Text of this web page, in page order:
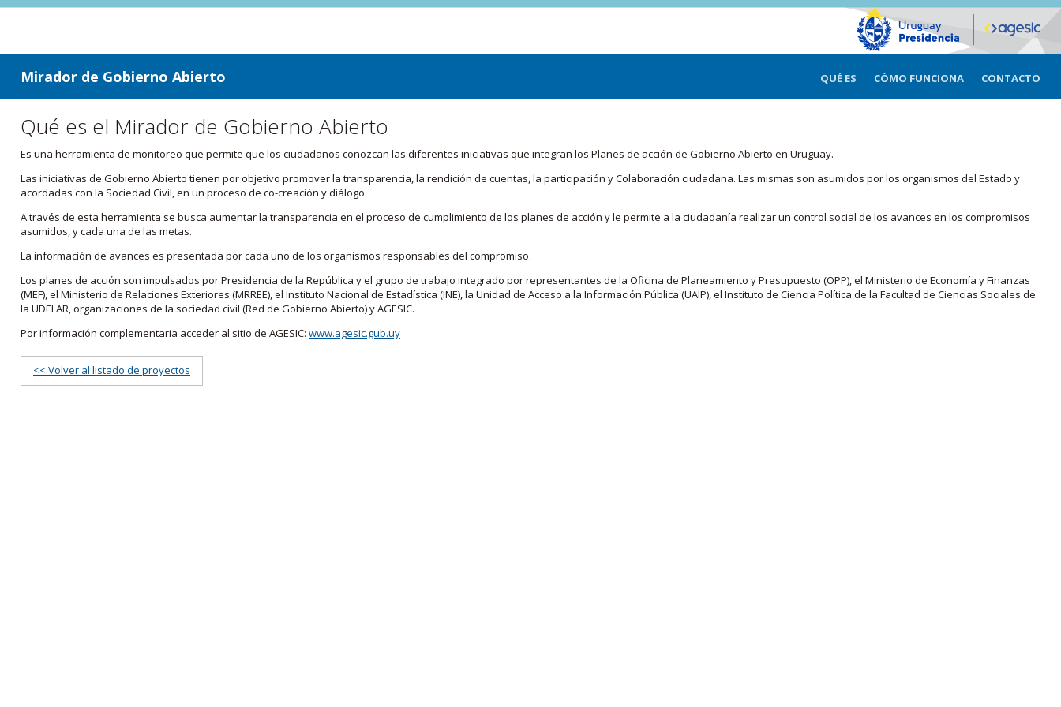
ir a contenido
ir al menú
Mirador de Gobierno Abierto QUÉ ES CÓMO FUNCIONA CONTACTO
Qué es el Mirador de Gobierno Abierto
Es una herramienta de monitoreo que permite que los ciudadanos conozcan las diferentes iniciativas que integran los Planes de acción de Gobierno Abierto en Uruguay.
Las iniciativas de Gobierno Abierto tienen por objetivo promover la transparencia, la rendición de cuentas, la participación y Colaboración ciudadana. Las mismas son asumidos por los organismos del Estado y
acordadas con la Sociedad Civil, en un proceso de co-creación y diálogo.
A través de esta herramienta se busca aumentar la transparencia en el proceso de cumplimiento de los planes de acción y le permite a la ciudadanía realizar un control social de los avances en los compromisos
asumidos, y cada una de las metas.
La información de avances es presentada por cada uno de los organismos responsables del compromiso.
Los planes de acción son impulsados por Presidencia de la República y el grupo de trabajo integrado por representantes de la Oficina de Planeamiento y Presupuesto (OPP), el Ministerio de Economía y Finanzas
(MEF), el Ministerio de Relaciones Exteriores (MRREE), el Instituto Nacional de Estadística (INE), la Unidad de Acceso a la Información Pública (UAIP), el Instituto de Ciencia Política de la Facultad de Ciencias Sociales de
la UDELAR, organizaciones de la sociedad civil (Red de Gobierno Abierto) y AGESIC.
Por información complementaria acceder al sitio de AGESIC: www.agesic.gub.uy
<< Volver al listado de proyectos